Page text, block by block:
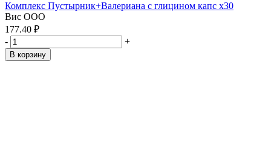
Комплекс Пустырник+Валериана с глицином капс x30
Вис ООО
177.40 ₽
-
+
В корзину